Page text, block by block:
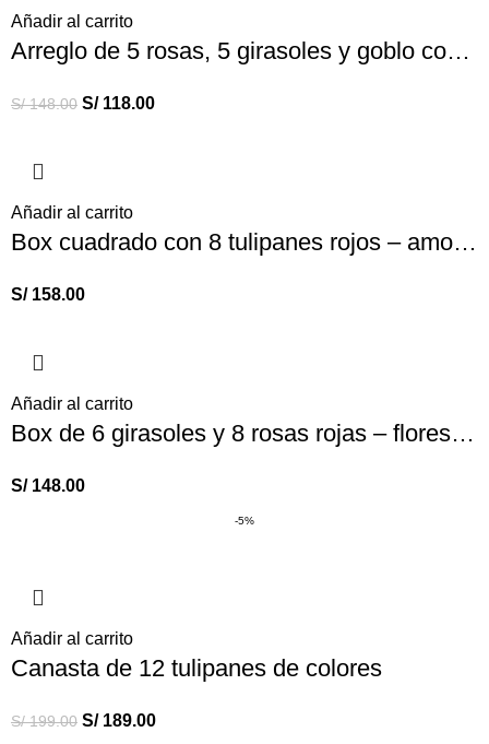
Añadir al carrito
Arreglo de 5 rosas, 5 girasoles y goblo corazón – Mi princesa
S/148.00 S/118.00
Añadir al carrito
Box cuadrado con 8 tulipanes rojos – amor – aniversario rojo
S/158.00
Añadir al carrito
Box de 6 girasoles y 8 rosas rojas – flores amarillas – Box puede variar según stock
S/148.00
-5%
Añadir al carrito
Canasta de 12 tulipanes de colores
S/199.00 S/189.00